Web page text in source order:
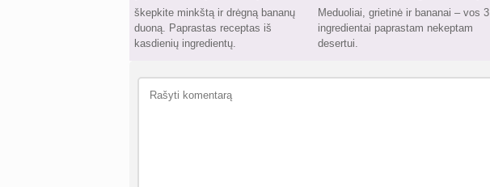
škepkite minkštą ir drėgną bananų
duoną. Paprastas receptas iš
kasdienių ingredientų.
Meduoliai, grietinė ir bananai – vos 3
ingredientai paprastam nekeptam
desertui.